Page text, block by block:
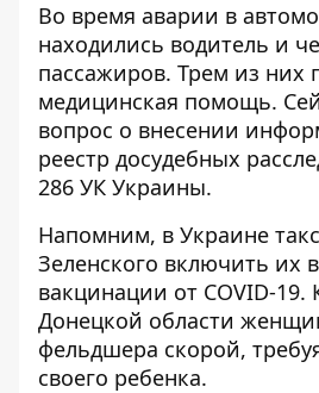
Во время аварии в
находились водитель и
пассажиров. Трем из них
медицинская помощь.
вопрос о внесении
реестр досудебных
286 УК Украины.
Напомним, в Украине
Зеленского включить их
вакцинации от COVID-19.
Донецкой области
фельдшера скорой,
своего ребенка.